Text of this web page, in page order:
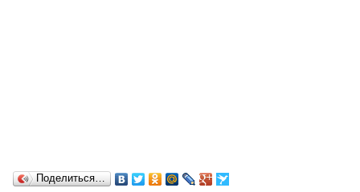
Поделиться…